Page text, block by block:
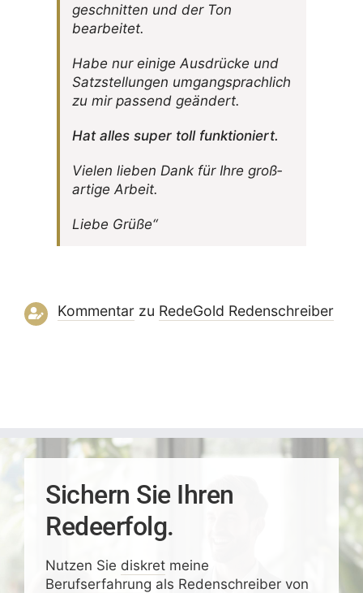
geschnitten und der Ton
bearbeitet.
Habe nur einige Ausdrücke und
Satz­stel­lungen umgangs­prach­lich
zu mir passend geändert.
Hat alles super toll funktioniert.
Vielen lieben Dank für Ihre groß­
ar­tige Arbeit.
Liebe Grüße“
Kommentarzu RedeGold Reden­schreiber
Sichern Sie Ihren
Redeerfolg.
Nutzen Sie diskretmeine
Berufserfahrung als Redenschreiber von